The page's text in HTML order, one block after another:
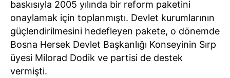
baskısıyla 2005 yılında bir reform paketini
onaylamak için toplanmıştı. Devlet kurumlarının
güçlendirilmesini hedefleyen pakete, o dönemde
Bosna Hersek Devlet Başkanlığı Konseyinin Sırp
üyesi Milorad Dodik ve partisi de destek
vermişti.